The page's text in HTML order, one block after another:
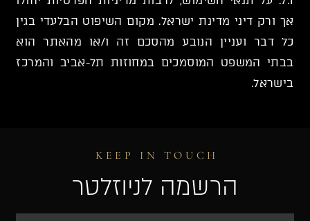
אך ורק דיני מדינת ישראל. מקום השיפוט הבלעדי בגין
כל דבר ועניין הנובע מהסכם זה ו/או מהאתר הוא
בבתי המשפט המוסמכים במחוזות תל-אביב והמרכז
בישראל.
KEEP IN TOUCH
הרשמה לניוזלטר